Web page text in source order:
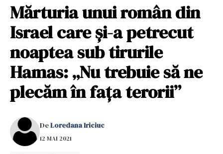
Mărturia unui român din
Israel care şi-a petrecut
noaptea sub tirurile
Hamas: „Nu trebuie să ne
plecăm în faţa terorii”
DeLoredana Iriciuc
12 MAI 2021